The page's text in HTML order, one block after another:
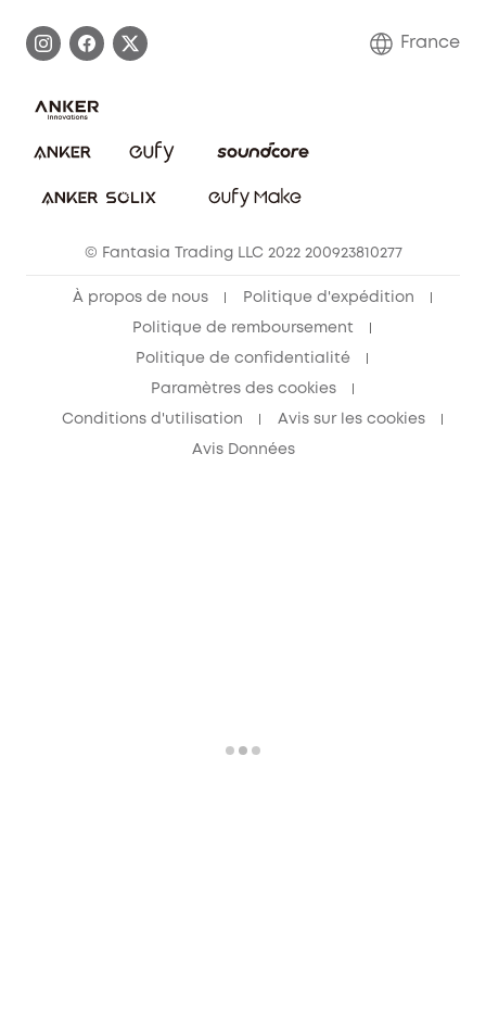
Annuler la commande
Communauté eufy Security
France
© Fantasia Trading LLC 2022 200923810277
À propos de nous Politique d'expédition
Politique de remboursement
Politique de confidentialité
Paramètres des cookies
Conditions d'utilisation Avis sur les cookies
Avis Données